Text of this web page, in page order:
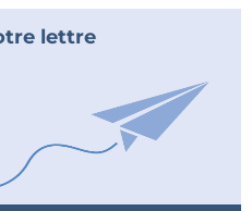
lettre